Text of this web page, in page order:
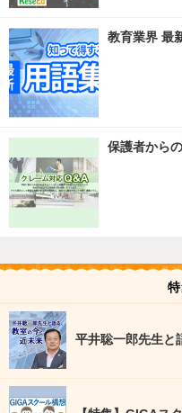
教育業界 最
保護者から
平井聡一郎先生と